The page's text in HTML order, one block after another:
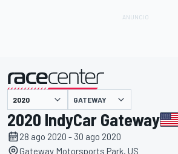
presentado por GATEWAY
2020 IndyCar Gateway
28 ago 2020 - 30 ago 2020
Gateway Motorsports Park, US